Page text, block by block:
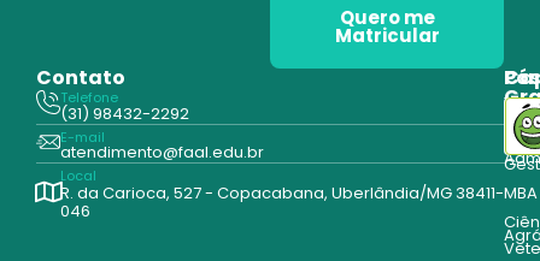
Quero me
Matricular
Contato
Telefone
(31) 98432-2292
E-mail
atendimento@faal.edu.br
Local
R. da Carioca, 527 - Copacabana, Uberlândia/MG 38411-
046
MBA